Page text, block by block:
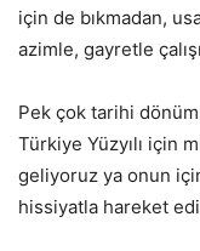
için de bıkmadan,
azimle, gayretle
Pek çok tarihi
Türkiye Yüzyılı için
geliyoruz ya onun
hissiyatla hareket